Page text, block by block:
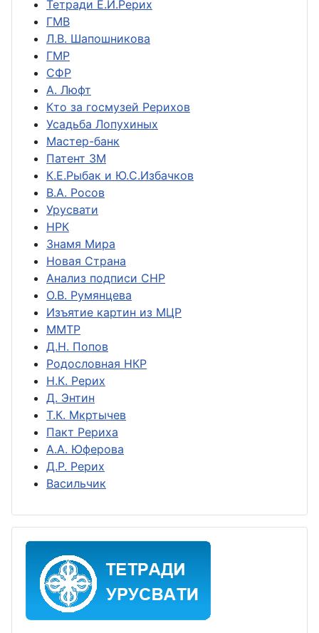
Тетради Е.И.Рерих
ГМВ
Л.В. Шапошникова
ГМР
СФР
А. Люфт
Кто за госмузей Рерихов
Усадьба Лопухиных
Мастер-банк
Патент ЗМ
К.Е.Рыбак и Ю.С.Избачков
В.А. Росов
Урусвати
НРК
Знамя Мира
Новая Страна
Анализ подписи СНР
О.В. Румянцева
Изъятие картин из МЦР
ММТР
Д.Н. Попов
Родословная НКР
Н.К. Рерих
Д. Энтин
Т.К. Мкртычев
Пакт Рериха
А.А. Юферова
Д.Р. Рерих
Васильчик